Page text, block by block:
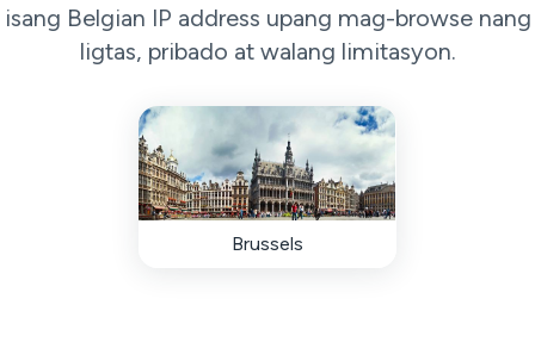
isang Belgian IP address upang mag-browse nang
ligtas, pribado at walang limitasyon.
Brussels